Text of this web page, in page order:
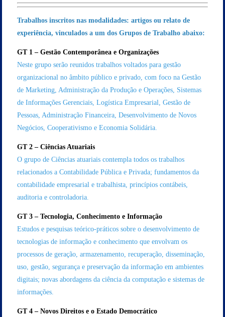
Trabalhos inscritos nas modalidades: artigos ou relato de
experiência, vinculados a um dos Grupos de Trabalho abaixo:
GT 1 – Gestão Contemporânea e Organizações
Neste grupo serão reunidos trabalhos voltados para gestão
organizacional no âmbito público e privado, com foco na Gestão
de Marketing, Administração da Produção e Operações, Sistemas
de Informações Gerenciais, Logística Empresarial, Gestão de
Pessoas, Administração Financeira, Desenvolvimento de Novos
Negócios, Cooperativismo e Economia Solidária.
GT 2 – Ciências Atuariais
O grupo de Ciências atuariais contempla todos os trabalhos
relacionados a Contabilidade Pública e Privada; fundamentos da
contabilidade empresarial e trabalhista, princípios contábeis,
auditoria e controladoria.
GT 3 – Tecnologia, Conhecimento e Informação
Estudos e pesquisas teórico-práticos sobre o desenvolvimento de
tecnologias de informação e conhecimento que envolvam os
processos de geração, armazenamento, recuperação, disseminação,
uso, gestão, segurança e preservação da informação em ambientes
digitais; novas abordagens da ciência da computação e sistemas de
informações.
GT 4 – Novos Direitos e o Estado Democrático